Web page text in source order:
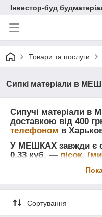
Інвестор-буд
Товари та послуги
Сипкі матеріали в
Сипучі матеріали в
доставкою від 400
телефоном в
У МЕШКАХ завжди є
0.33 куб. ― пісок,
Кнауф і гіпсокартон
Сортування